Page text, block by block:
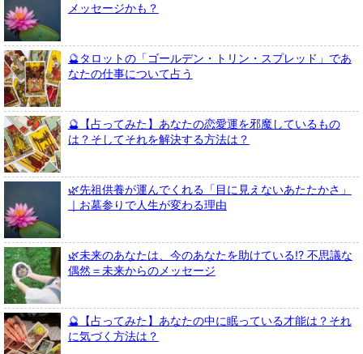
メッセージかも？
🔮タロットの「ゴールデン・トリン・スプレッド」であ
なたの仕事について占う
🔮【占ってみた】あなたの恋愛運を邪魔しているもの
は？そしてそれを解決する方法は？
🌿先祖供養が運んでくれる「目に見えないあたたかさ」
｜お墓参りで人生が変わる理由
🌿未来のあなたは、今のあなたを助けている!? 不思議な
偶然＝未来からのメッセージ
🔮【占ってみた】あなたの中に眠っている才能は？それ
に気づく方法は？